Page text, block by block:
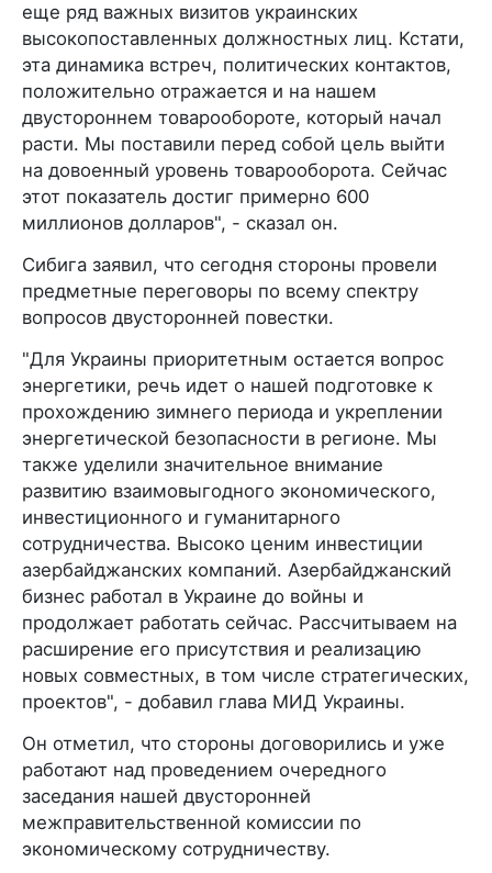
еще ряд важных визитов украинских
высокопоставленных должностных лиц. Кстати,
эта динамика встреч, политических контактов,
положительно отражается и на нашем
двустороннем товарообороте, который начал
расти. Мы поставили перед собой цель выйти
на довоенный уровень товарооборота. Сейчас
этот показатель достиг примерно 600
миллионов долларов", - сказал он.
Сибига заявил, что сегодня стороны провели
предметные переговоры по всему спектру
вопросов двусторонней повестки.
"Для Украины приоритетным остается вопрос
энергетики, речь идет о нашей подготовке к
прохождению зимнего периода и укреплении
энергетической безопасности в регионе. Мы
также уделили значительное внимание
развитию взаимовыгодного экономического,
инвестиционного и гуманитарного
сотрудничества. Высоко ценим инвестиции
азербайджанских компаний. Азербайджанский
бизнес работал в Украине до войны и
продолжает работать сейчас. Рассчитываем на
расширение его присутствия и реализацию
новых совместных, в том числе стратегических,
проектов", - добавил глава МИД Украины.
Он отметил, что стороны договорились и уже
работают над проведением очередного
заседания нашей двусторонней
межправительственной комиссии по
экономическому сотрудничеству.